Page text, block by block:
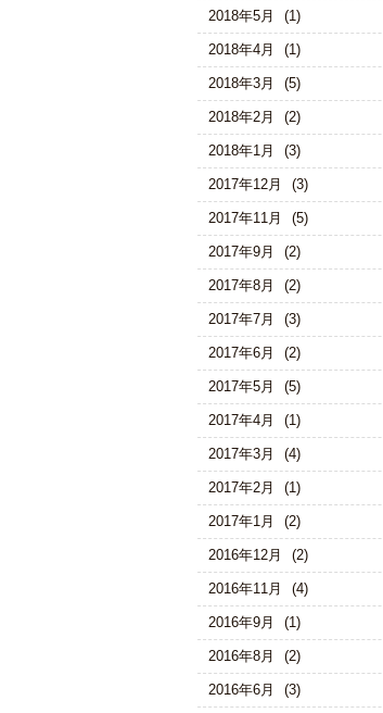
2018年5月 (1)
2018年4月 (1)
2018年3月 (5)
2018年2月 (2)
2018年1月 (3)
2017年12月 (3)
2017年11月 (5)
2017年9月 (2)
2017年8月 (2)
2017年7月 (3)
2017年6月 (2)
2017年5月 (5)
2017年4月 (1)
2017年3月 (4)
2017年2月 (1)
2017年1月 (2)
2016年12月 (2)
2016年11月 (4)
2016年9月 (1)
2016年8月 (2)
2016年6月 (3)